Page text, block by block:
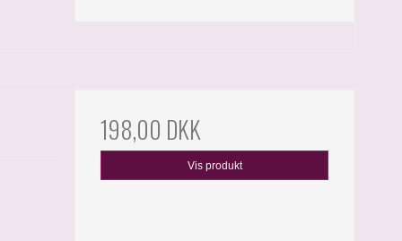
198,00 DKK
Vis produkt